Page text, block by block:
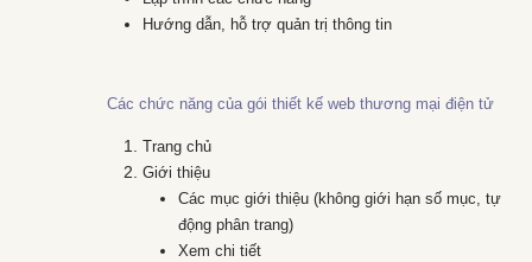
Hướng dẫn, hỗ trợ quản trị thông tin
Các chức năng của gói thiết kế web thương mại điện tử
Trang chủ
Giới thiệu
Các mục giới thiệu (không giới hạn số mục, tự
động phân trang)
Xem chi tiết